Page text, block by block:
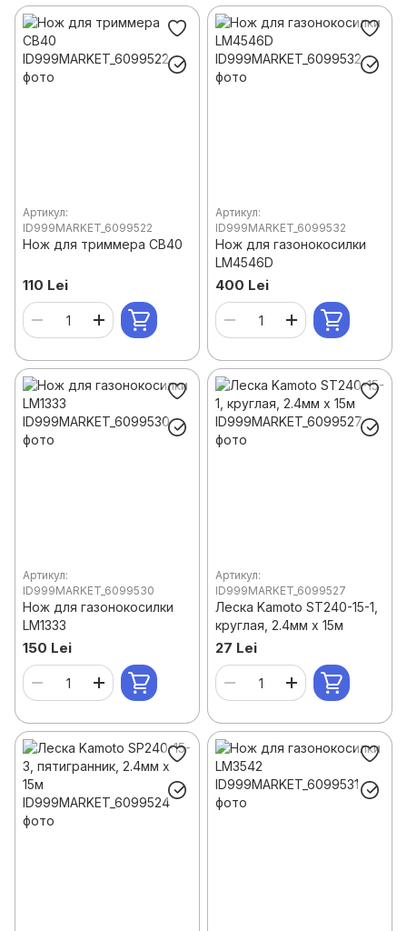
Артикул:
ID999MARKET_6099522
Нож для триммера CB40
110 Lei
Артикул:
ID999MARKET_6099532
Нож для газонокосилки
LM4546D
400 Lei
Артикул:
ID999MARKET_6099530
Нож для газонокосилки
LM1333
150 Lei
Артикул:
ID999MARKET_6099527
Леска Kamoto ST240-15-1,
круглая, 2.4мм x 15м
27 Lei